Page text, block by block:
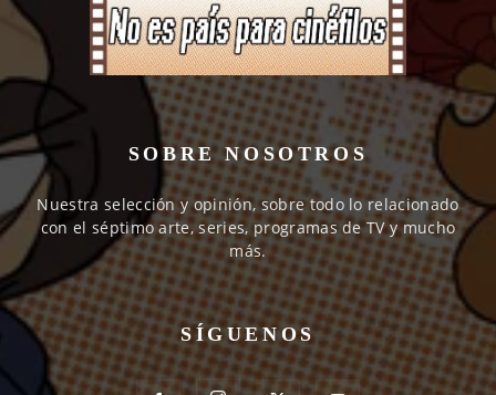
SOBRE NOSOTROS
Nuestra selección y opinión, sobre todo lo relacionado
con el séptimo arte, series, programas de TV y mucho
más.
SÍGUENOS